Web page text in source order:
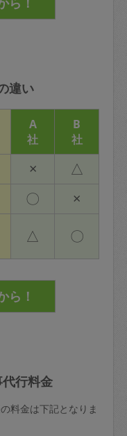
違い
A
社
B
社
× △
〇 ×
△ 〇
行料金
料金は下記となりま